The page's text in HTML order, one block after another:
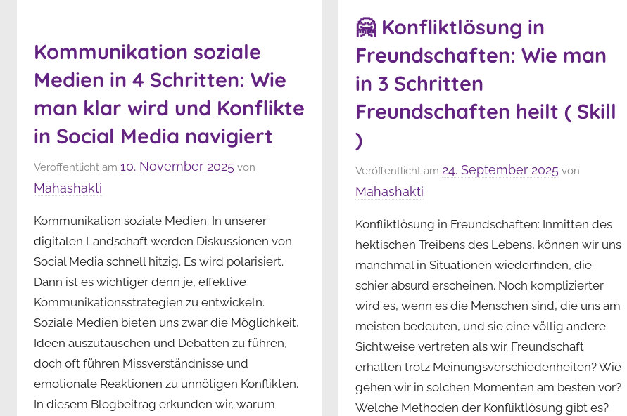
Kommunikation soziale
Medien in 4 Schritten: Wie
man klar wird und Konflikte
in Social Media navigiert
Veröffentlicht am 10. November 2025 von
Mahashakti
Kommunikation soziale Medien: In unserer
digitalen Landschaft werden Diskussionen von
Social Media schnell hitzig. Es wird polarisiert.
Dann ist es wichtiger denn je, effektive
Kommunikationsstrategien zu entwickeln.
Soziale Medien bieten uns zwar die Möglichkeit,
Ideen auszutauschen und Debatten zu führen,
doch oft führen Missverständnisse und
emotionale Reaktionen zu unnötigen Konflikten.
In diesem Blogbeitrag erkunden wir, warum
🤗 Konfliktlösung in
Freundschaften: Wie man
in 3 Schritten
Freundschaften heilt ( Skill
)
Veröffentlicht am24. September 2025 von
Mahashakti
Konfliktlösung in Freundschaften: Inmitten des
hektischen Treibens des Lebens, können wir uns
manchmal in Situationen wiederfinden, die
schier absurd erscheinen. Noch komplizierter
wird es, wenn es die Menschen sind, die uns am
meisten bedeuten, und sie eine völlig andere
Sichtweise vertreten als wir. Freundschaft
erhalten trotz Meinungsverschiedenheiten? Wie
gehen wir in solchen Momenten am besten vor?
Welche Methoden der Konfliktlösung gibt es?